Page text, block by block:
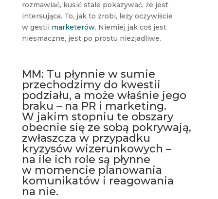
rozmawiać, kusić stale pokazywać, że jest
intersująca. To, jak to zrobi, leży oczywiście
w gestii marketerów. Niemiej jak coś jest
niesmaczne, jest po prostu niezjadliwe.
MM: Tu płynnie w sumie
przechodzimy do kwestii
podziału, a może właśnie jego
braku – na PR i marketing.
W jakim stopniu te obszary
obecnie się ze sobą pokrywają,
zwłaszcza w przypadku
kryzysów wizerunkowych ­–
na ile ich role są płynne
w momencie planowania
komunikatów i reagowania
na nie.